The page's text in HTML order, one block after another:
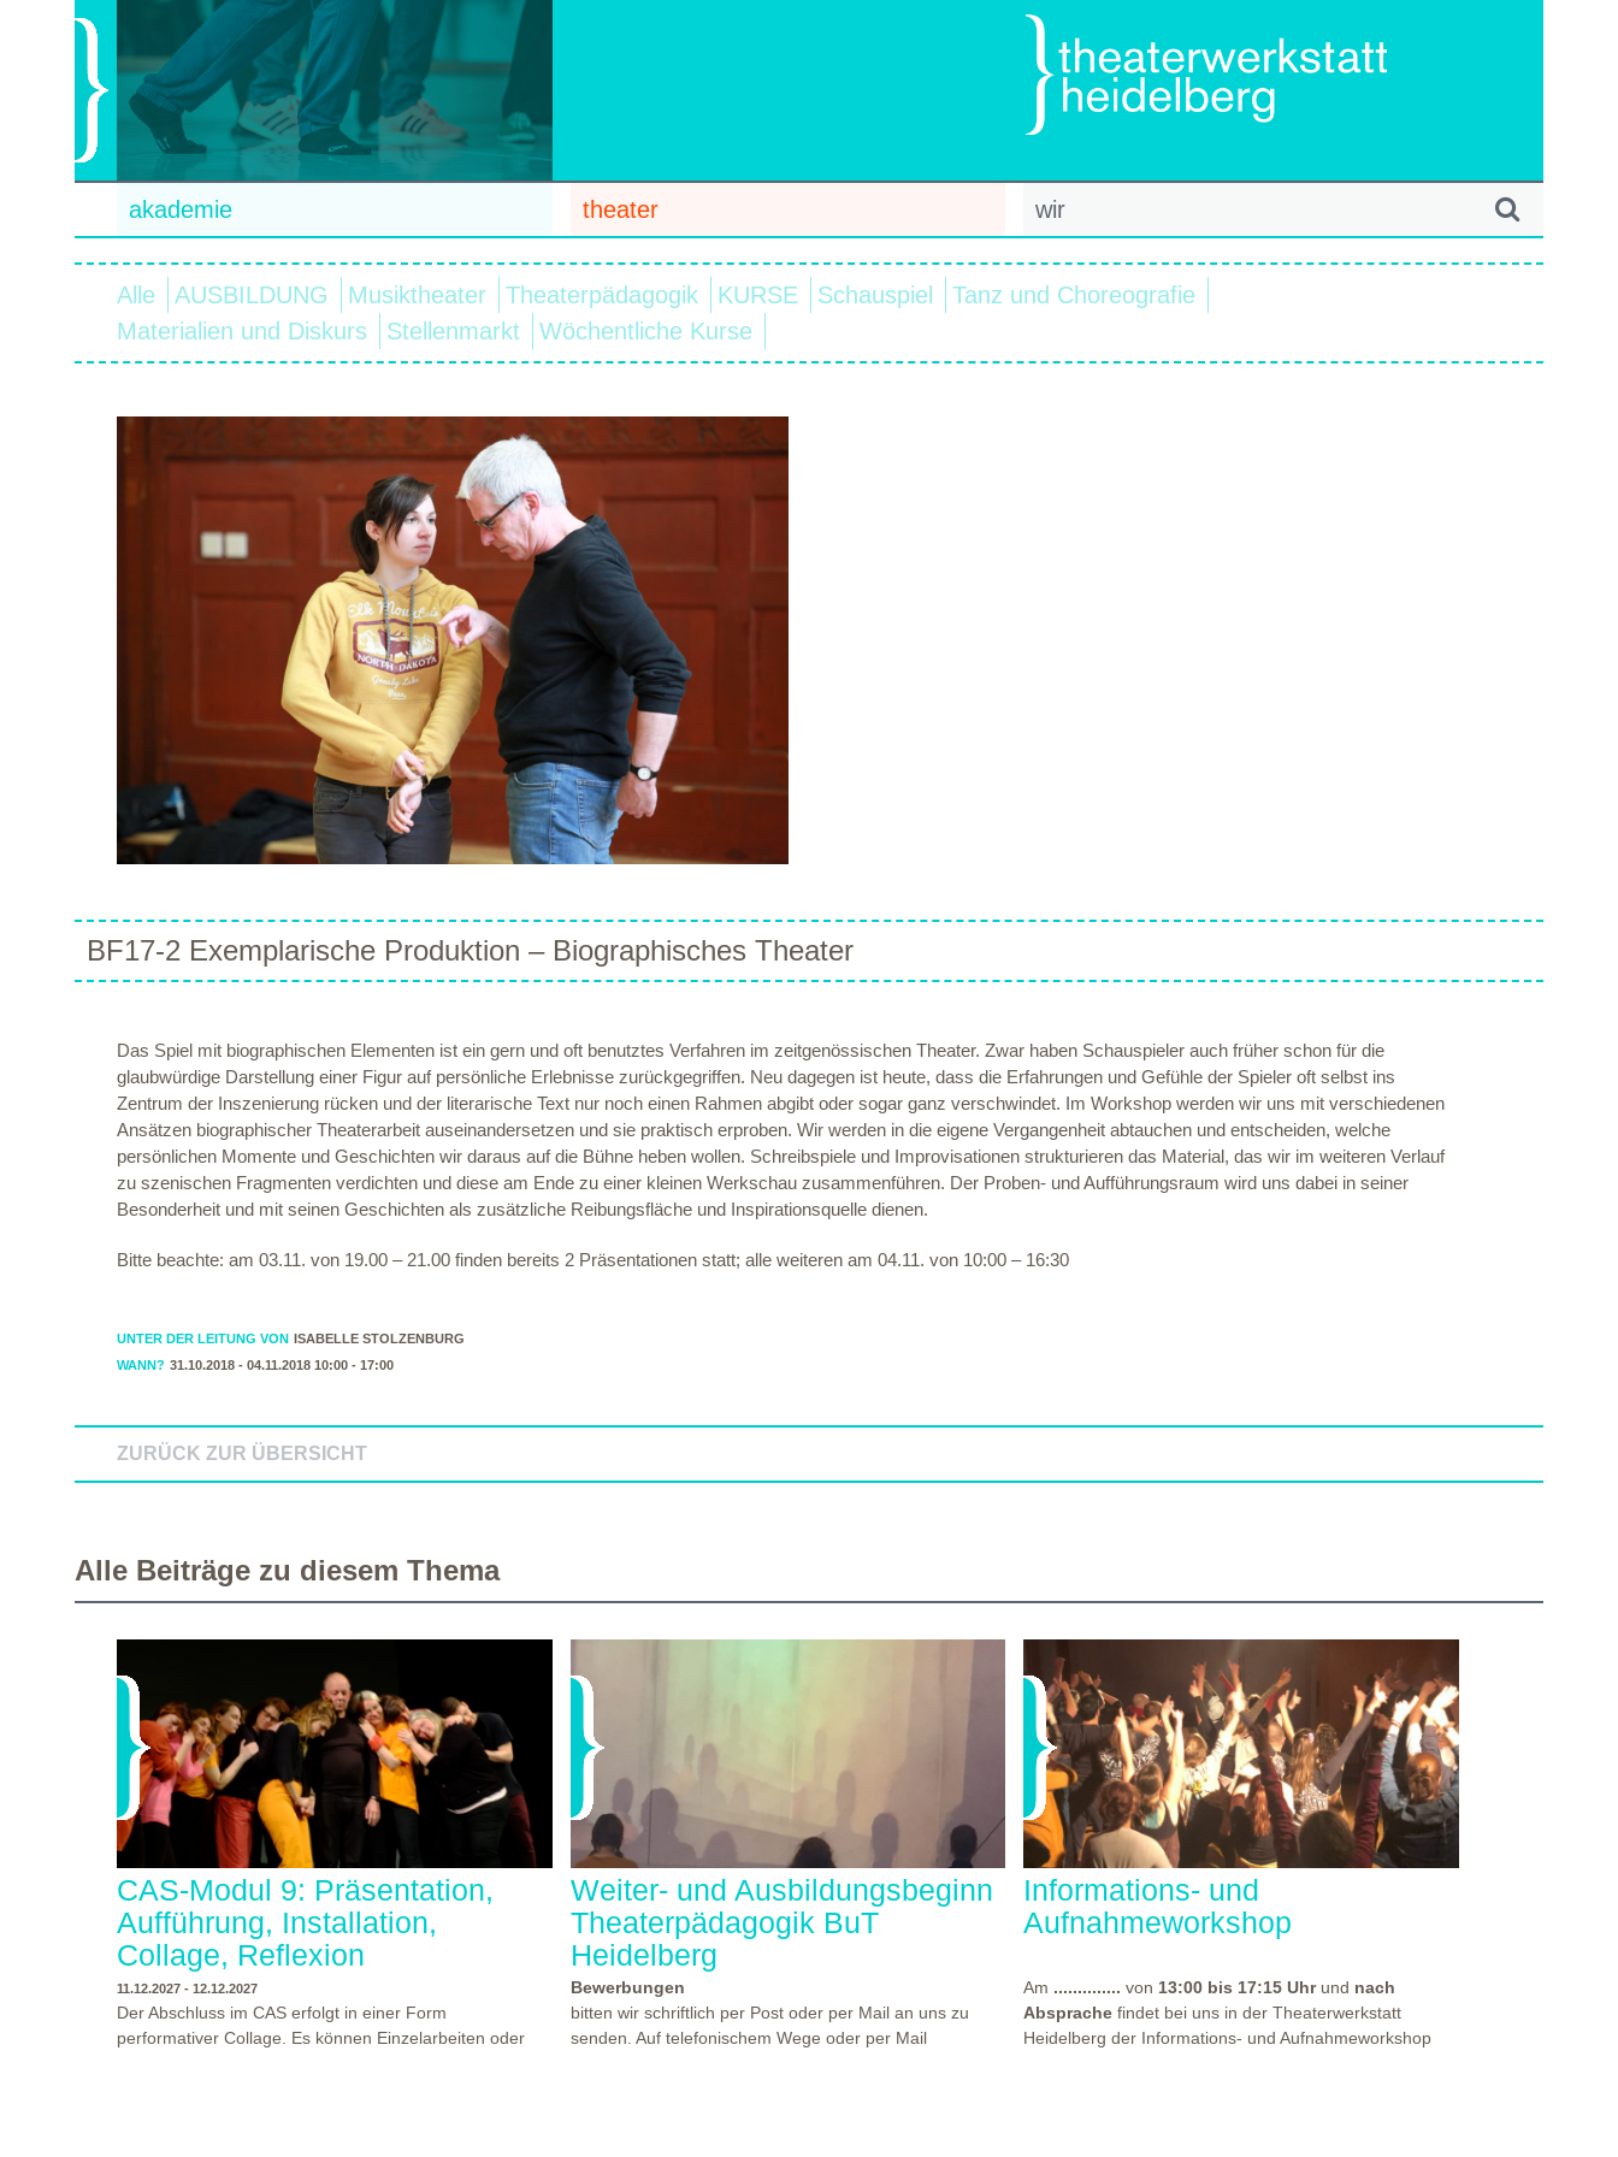
akademie theater wir
Alle AUSBILDUNG Musiktheater Theaterpädagogik KURSE Schauspiel
Tanz und Choreografie
Materialien und Diskurs
Stellenmarkt Wöchentliche Kurse
BF17-2 Exemplarische Produktion – Biographisches Theater
Das Spiel mit biographischen Elementen ist ein gern und oft benutztes Verfahren im zeitgenössischen Theater. Zwar haben Schauspieler auch früher schon für die
glaubwürdige Darstellung einer Figur auf persönliche Erlebnisse zurückgegriffen. Neu dagegen ist heute, dass die Erfahrungen und Gefühle der Spieler oft selbst ins
Zentrum der Inszenierung rücken und der literarische Text nur noch einen Rahmen abgibt oder sogar ganz verschwindet. Im Workshop werden wir uns mit verschiedenen
Ansätzen biographischer Theaterarbeit auseinandersetzen und sie praktisch erproben. Wir werden in die eigene Vergangenheit abtauchen und entscheiden, welche
persönlichen Momente und Geschichten wir daraus auf die Bühne heben wollen. Schreibspiele und Improvisationen strukturieren das Material, das wir im weiteren Verlauf
zu szenischen Fragmenten verdichten und diese am Ende zu einer kleinen Werkschau zusammenführen. Der Proben- und Aufführungsraum wird uns dabei in seiner
Besonderheit und mit seinen Geschichten als zusätzliche Reibungsfläche und Inspirationsquelle dienen.
Bitte beachte: am 03.11. von 19.00 – 21.00 finden bereits 2 Präsentationen statt; alle weiteren am 04.11. von 10:00 – 16:30
UNTER DER LEITUNG VON ISABELLE STOLZENBURG
WANN? 31.10.2018 - 04.11.2018 10:00 - 17:00
ZURÜCK ZUR ÜBERSICHT
Alle Beiträge zu diesem Thema
CAS-Modul 9: Präsentation,
Aufführung, Installation,
Collage, Reflexion
11.12.2027 - 12.12.2027
Der Abschluss im CAS erfolgt in einer Form
performativer Collage. Es können Einzelarbeiten oder
Weiter- und Ausbildungsbeginn
Theaterpädagogik BuT
Heidelberg
Bewerbungen
bitten wir schriftlich per Post oder per Mail an uns zu
senden. Auf telefonischem Wege oder per Mail
Informations- und
Aufnahmeworkshop
Am .............. von 13:00 bis 17:15 Uhrund nach
Absprache findet bei uns in der Theaterwerkstatt
Heidelberg der Informations- und Aufnahmeworkshop